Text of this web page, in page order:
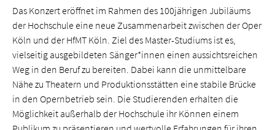
Das Konzert eröffnet im Rahmen des 100jährigen Jubiläums
der Hochschule eine neue Zusammenarbeit zwischen der Oper
Köln und der HfMT Köln. Ziel des Master-Studiums ist es,
vielseitig ausgebildeten Sänger*innen einen aussichtsreichen
Weg in den Beruf zu bereiten. Dabei kann die unmittelbare
Nähe zu Theatern und Produktionsstätten eine stabile Brücke
in den Opernbetrieb sein. Die Studierenden erhalten die
Möglichkeit außerhalb der Hochschule ihr Können einem